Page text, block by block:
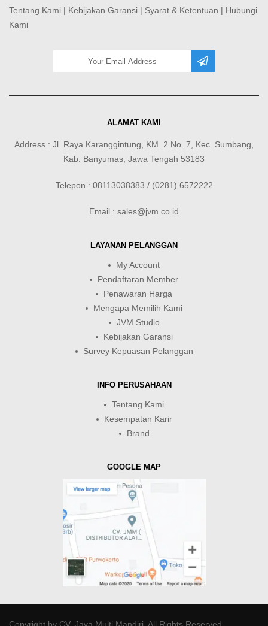
Tentang Kami | Kebijakan Garansi | Syarat & Ketentuan | Hubungi
Kami
ALAMAT KAMI
Address : Jl. Raya Karanggintung, KM. 2 No. 7, Kec. Sumbang,
Kab. Banyumas, Jawa Tengah 53183
Telepon : 08113038383 / (0281) 6572222
Email : sales@jvm.co.id
LAYANAN PELANGGAN
My Account
Pendaftaran Member
Penawaran Harga
Mengapa Memilih Kami
JVM Studio
Kebijakan Garansi
Survey Kepuasan Pelanggan
INFO PERUSAHAAN
Tentang Kami
Kesempatan Karir
Brand
GOOGLE MAP